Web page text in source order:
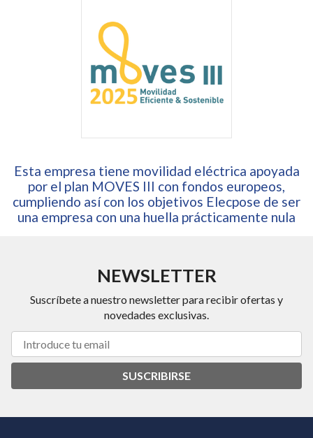
Esta empresa tiene movilidad eléctrica apoyada
por el plan MOVES III con fondos europeos,
cumpliendo así con los objetivos Elecpose de ser
una empresa con una huella prácticamente nula
NEWSLETTER
Suscríbete a nuestro newsletter para recibir ofertas y
novedades exclusivas.
SUSCRIBIRSE